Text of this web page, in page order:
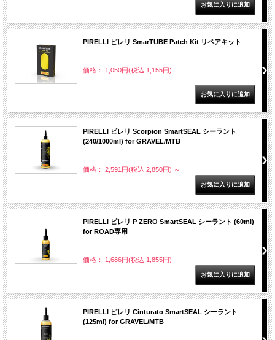
PIRELLI ピレリ SmarTUBE Patch Kit リペアキット
価格： 1,050円(税込 1,155円)
PIRELLI ピレリ Scorpion SmartSEAL シーラント
(240/1000ml) for GRAVEL/MTB
価格： 2,591円(税込 2,850円) ～
PIRELLI ピレリ P ZERO SmartSEAL シーラント (60ml)
for ROAD専用
価格： 1,686円(税込 1,855円)
PIRELLI ピレリ Cinturato SmartSEAL シーラント
(125ml) for GRAVEL/MTB